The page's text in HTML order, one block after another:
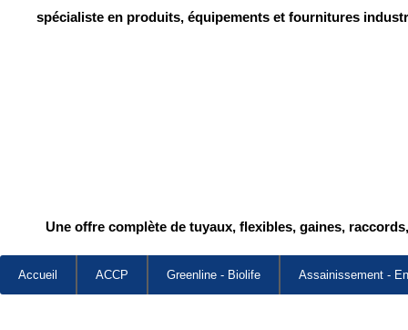
spécialiste en produits, équipements et fournitures
Une offre complète de tuyaux, flexibles, gaines,
Accueil ACCP Greenline - Biolife Assainissement -